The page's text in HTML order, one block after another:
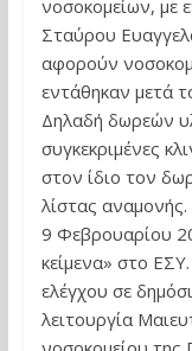
νοσοκομείων, με
Σταύρου
αφορούν
εντάθηκαν μετά
Δηλαδή δωρεών
συγκεκριμένες
στον ίδιο τον
λίστας
9 Φεβρουαρίου
κείμενα» στο
ελέγχου σε
λειτουργία